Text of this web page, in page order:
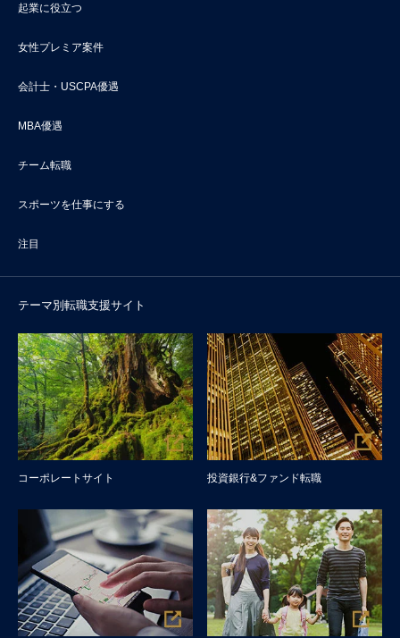
起業に役立つ
女性プレミア案件
会計士・USCPA優遇
MBA優遇
チーム転職
スポーツを仕事にする
注目
テーマ別転職支援サイト
コーポレートサイト 投資銀行&ファンド転職